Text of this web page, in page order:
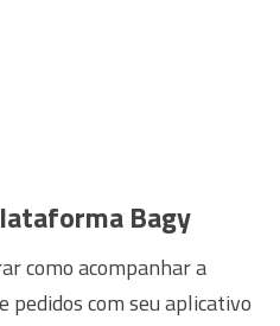
Bagy
como acompanhar a
pedidos com seu aplicativo